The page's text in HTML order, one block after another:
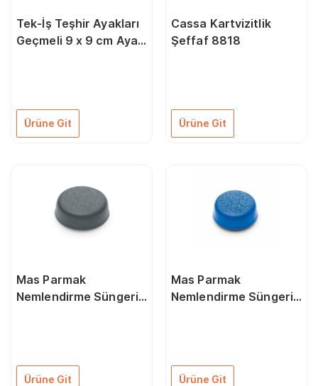
Tek-İş Teşhir Ayakları
Geçmeli 9 x 9 cm Ayak
Ürüne Git
Cassa Kartvizitlik
Şeffaf 8818
Ürüne Git
Mas Parmak
Nemlendirme Süngeri
Ürüne Git
Mas Parmak
Nemlendirme Süngeri
Ürüne Git